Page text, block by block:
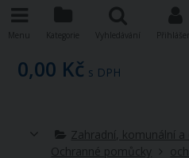
0,00 Kč s DPH
Zahradní, komunální a
Ochranné pomůcky
Menu Kategorie Vyhledávání Přihlášení